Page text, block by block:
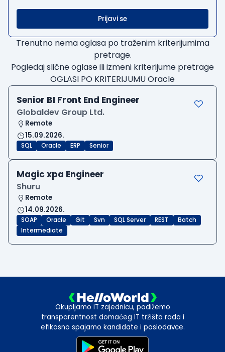
Prijavi se
Trenutno nema oglasa po traženim kriterijumima
pretrage.
Pogledaj slične oglase ili izmeni kriterijume pretrage
OGLASI PO KRITERIJUMU Oracle
Senior BI Front End Engineer
Globaldev Group Ltd.
Remote
15.09.2026.
SQL Oracle ERP Senior
Magic xpa Engineer
Shuru
Remote
14.09.2026.
SOAP Oracle Git Svn SQL Server REST
Batch
Intermediate
Okupljamo IT zajednicu, podižemo
transparentnost domaćeg IT tržišta rada i
efikasno spajamo kandidate i poslodavce.